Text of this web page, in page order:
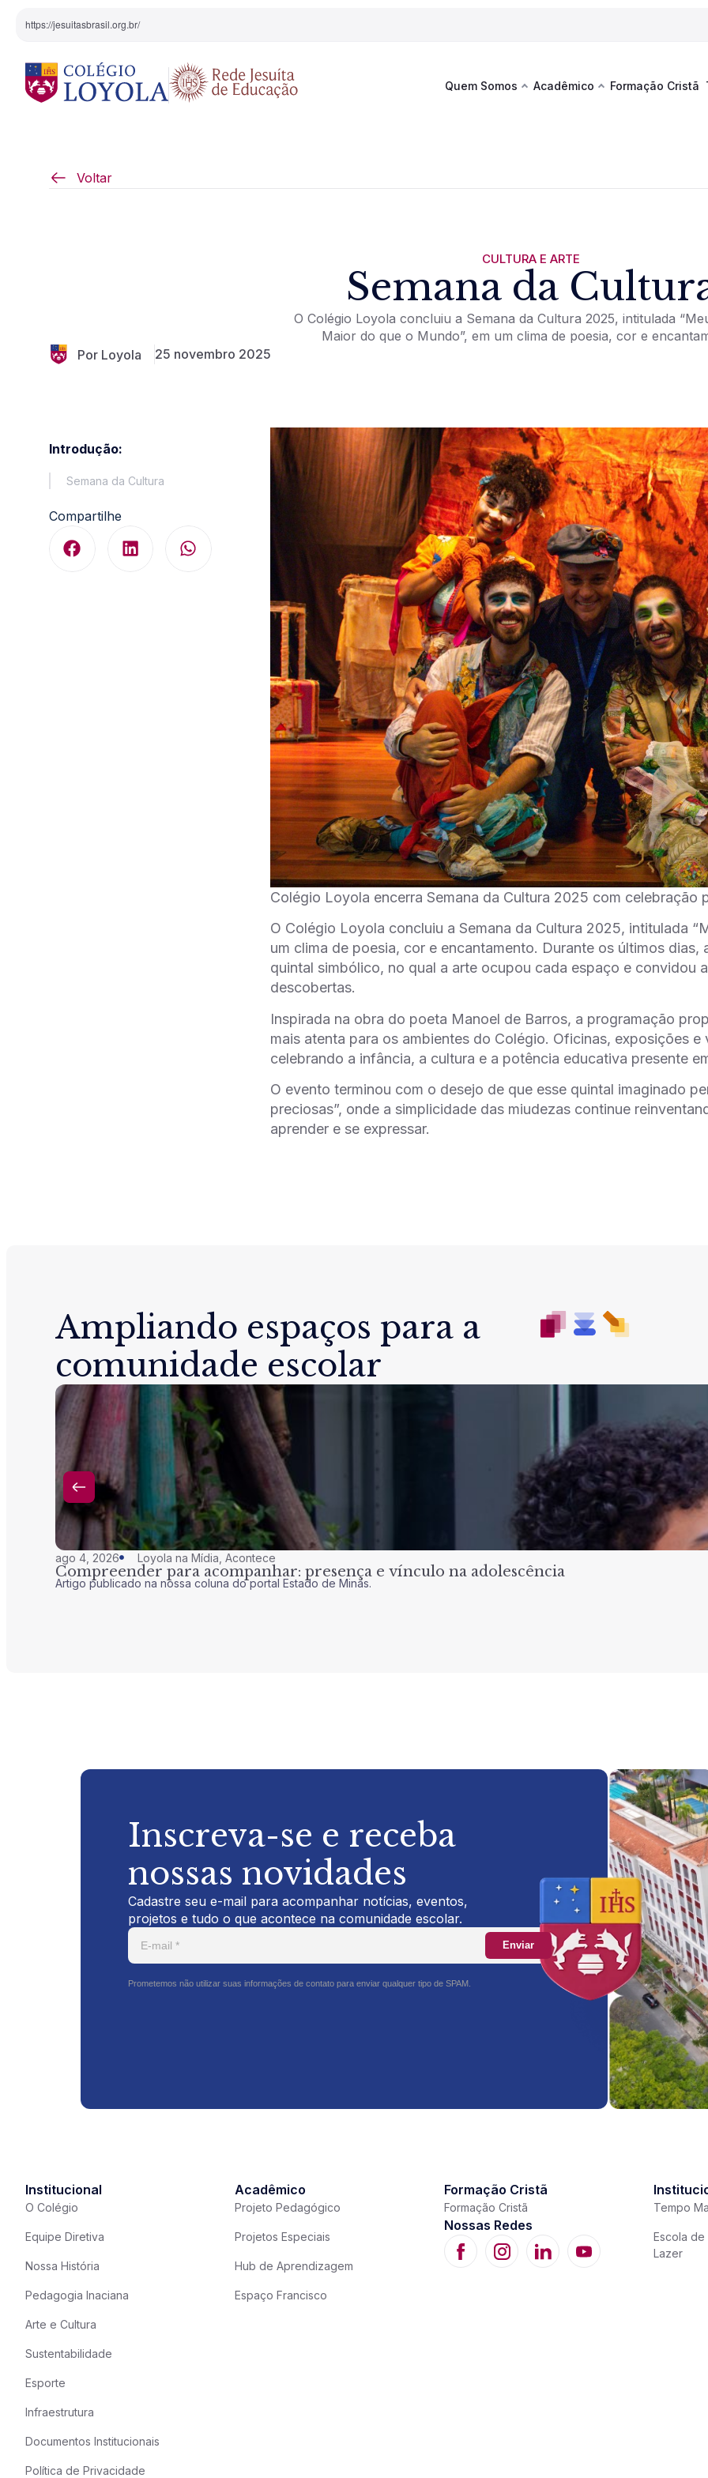
https://jesuitasbrasil.org.br/
Quem Somos
Documentos Institucionais
Ver
Acadêmico Formação Cristã
Voltar
CULTURA E ARTE
Semana da
O Colégio Loyola concluiu a Semana da Cultura 2025, intitulada
Maior do que o Mundo”, em um clima de poesia, cor e
Por Loyola
25 novembro 2025
Introdução:
Semana da Cultura
Compartilhe
Colégio Loyola encerra Semana da Cultura 2025 com celebração
O Colégio Loyola concluiu a Semana da Cultura 2025, intitulada
um clima de poesia, cor e encantamento. Durante os últimos dias,
quintal simbólico, no qual a arte ocupou cada espaço e convidou
descobertas.
Inspirada na obra do poeta Manoel de Barros, a programação
mais atenta para os ambientes do Colégio. Oficinas, exposições e
celebrando a infância, a cultura e a potência educativa presente
O evento terminou com o desejo de que esse quintal imaginado
preciosas”, onde a simplicidade das miudezas continue
aprender e se expressar.
Ampliando espaços para a
comunidade escolar
ago 4, 2026 Loyola na Mídia Acontece
Compreender para acompanhar: presença e vínculo na adolescência
Artigo publicado na nossa coluna do portal Estado de Minas.
Inscreva-se e receba
nossas novidades
Cadastre seu e-mail para acompanhar notícias, eventos,
projetos e tudo o que acontece na comunidade escolar.
Enviar
Prometemos não utilizar suas informações de contato para enviar qualquer tipo de SPAM.
Institucional
O Colégio
Equipe Diretiva
Nossa História
Pedagogia Inaciana
Arte e Cultura
Sustentabilidade
Esporte
Infraestrutura
Documentos Institucionais
Política de Privacidade
Acadêmico
Projeto Pedagógico
Projetos Especiais
Hub de Aprendizagem
Espaço Francisco
Formação Cristã
Formação Cristã
Nossas Redes
Tempo
Escola de
Lazer